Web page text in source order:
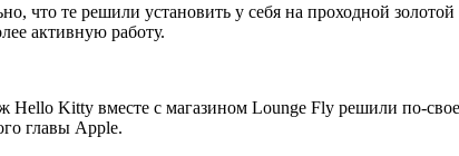
что те решили установить у себя на проходной
активную работу.
Kitty вместе с магазином Lounge Fly решили по-
главы Apple.